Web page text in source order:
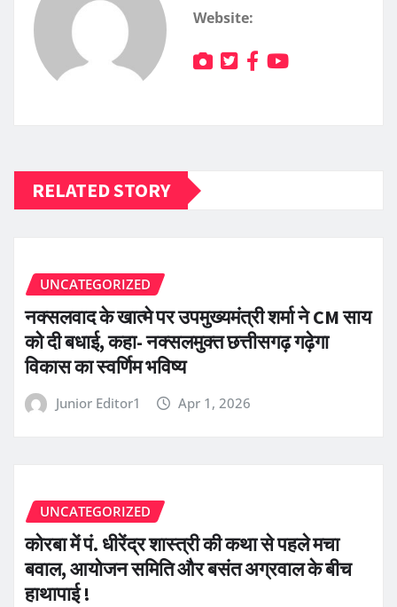
Website:
RELATED STORY
UNCATEGORIZED
नक्सलवाद के खात्मे पर उपमुख्यमंत्री शर्मा ने CM साय
को दी बधाई, कहा- नक्सलमुक्त छत्तीसगढ़ गढ़ेगा
विकास का स्वर्णिम भविष्य
Junior Editor1 Apr 1, 2026
UNCATEGORIZED
कोरबा में पं. धीरेंद्र शास्त्री की कथा से पहले मचा
बवाल, आयोजन समिति और बसंत अग्रवाल के बीच
हाथापाई !